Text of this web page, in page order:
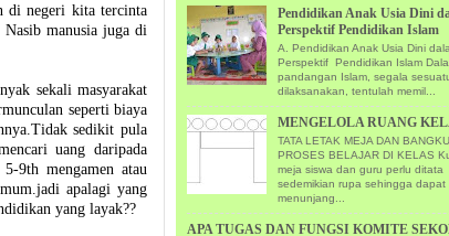
di negeri kita tercinta
Nasib manusia juga di
sekali masyarakat
seperti biaya
sedikit pula
uang daripada
9th mengamen atau
apalagi yang
yang layak??
Pendidikan Anak Usia Dini
Perspektif Pendidikan Islam
A. Pendidikan Anak Usia Dini
Perspektif Pendidikan Islam
pandangan Islam, segala
dilaksanakan, tentulah memil...
MENGELOLA RUANG
TATA LETAK MEJA DAN
PROSES BELAJAR DI KELAS
meja siswa dan guru perlu ditata
sedemikian rupa sehingga dapat
menunjang...
APA TUGAS DAN FUNGSI KOMITE